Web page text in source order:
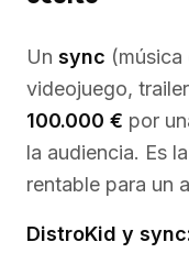
Un sync (música
videojuego,
100.000 € por
la audiencia. Es
rentable para un
DistroKid y